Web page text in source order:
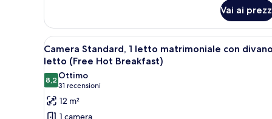
(Free
Hot
Breakfast)
Vai ai
Apri
tutte
le
foto
per
Camera
Una camera d'albergo con
6
Camera Standard, 1 letto matrimoniale con divano
letto (Free Hot Breakfast)
8,28,2 su 10
Ottimo
31 recensioni
(31
recensioni)
12 m²
1 camera